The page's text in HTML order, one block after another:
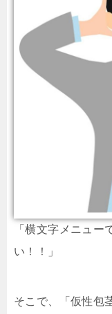
「横文字メニュー
い！！」
そこで、「仮性包